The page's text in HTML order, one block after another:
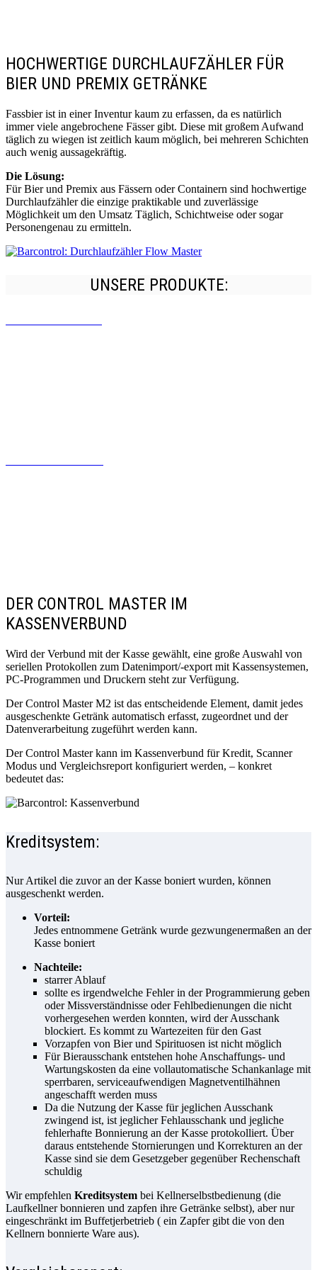
HOCHWERTIGE DURCHLAUFZÄHLER FÜR
BIER UND PREMIX GETRÄNKE
Fassbier ist in einer Inventur kaum zu erfassen, da es natürlich
immer viele angebrochene Fässer gibt. Diese mit großem Aufwand
täglich zu wiegen ist zeitlich kaum möglich, bei mehreren Schichten
auch wenig aussagekräftig.
Die Lösung:
Für Bier und Premix aus Fässern oder Containern sind hochwertige
Durchlaufzähler die einzige praktikable und zuverlässige
Möglichkeit um den Umsatz Täglich, Schichtweise oder sogar
Personengenau zu ermitteln.
UNSERE PRODUKTE:
DER CONTROL MASTER IM
KASSENVERBUND
Wird der Verbund mit der Kasse gewählt, eine große Auswahl von
seriellen Protokollen zum Datenimport/-export mit Kassensystemen,
PC-Programmen und Druckern steht zur Verfügung.
Der Control Master M2 ist das entscheidende Element, damit jedes
ausgeschenkte Getränk automatisch erfasst, zugeordnet und der
Datenverarbeitung zugeführt werden kann.
Der Control Master kann im Kassenverbund für Kredit, Scanner
Modus und Vergleichsreport konfiguriert werden, – konkret
bedeutet das:
Kreditsystem:
Nur Artikel die zuvor an der Kasse boniert wurden, können
ausgeschenkt werden.
Vorteil:
Jedes entnommene Getränk wurde gezwungenermaßen an der
Kasse boniert
Nachteile:
starrer Ablauf
sollte es irgendwelche Fehler in der Programmierung geben
oder Missverständnisse oder Fehlbedienungen die nicht
vorhergesehen werden konnten, wird der Ausschank
blockiert. Es kommt zu Wartezeiten für den Gast
Vorzapfen von Bier und Spirituosen ist nicht möglich
Für Bierausschank entstehen hohe Anschaffungs- und
Wartungskosten da eine vollautomatische Schankanlage mit
sperrbaren, serviceaufwendigen Magnetventilhähnen
angeschafft werden muss
Da die Nutzung der Kasse für jeglichen Ausschank
zwingend ist, ist jeglicher Fehlausschank und jegliche
fehlerhafte Bonnierung an der Kasse protokolliert. Über
daraus entstehende Stornierungen und Korrekturen an der
Kasse sind sie dem Gesetzgeber gegenüber Rechenschaft
schuldig
Wir empfehlen Kreditsystem bei Kellnerselbstbedienung (die
Laufkellner bonnieren und zapfen ihre Getränke selbst), aber nur
eingeschränkt im Buffetjerbetrieb ( ein Zapfer gibt die von den
Kellnern bonnierte Ware aus).